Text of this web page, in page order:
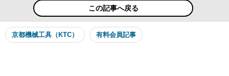
この記事へ戻る
京都機械工具（KTC） 有料会員記事